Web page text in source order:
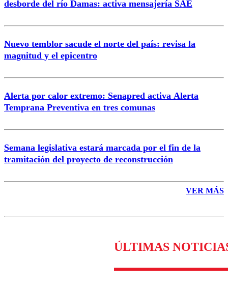
desborde del río Damas: activa mensajería SAE
Nuevo temblor sacude el norte del país: revisa la
magnitud y el epicentro
Alerta por calor extremo: Senapred activa Alerta
Temprana Preventiva en tres comunas
Semana legislativa estará marcada por el fin de la
tramitación del proyecto de reconstrucción
VER MÁS
ÚLTIMAS